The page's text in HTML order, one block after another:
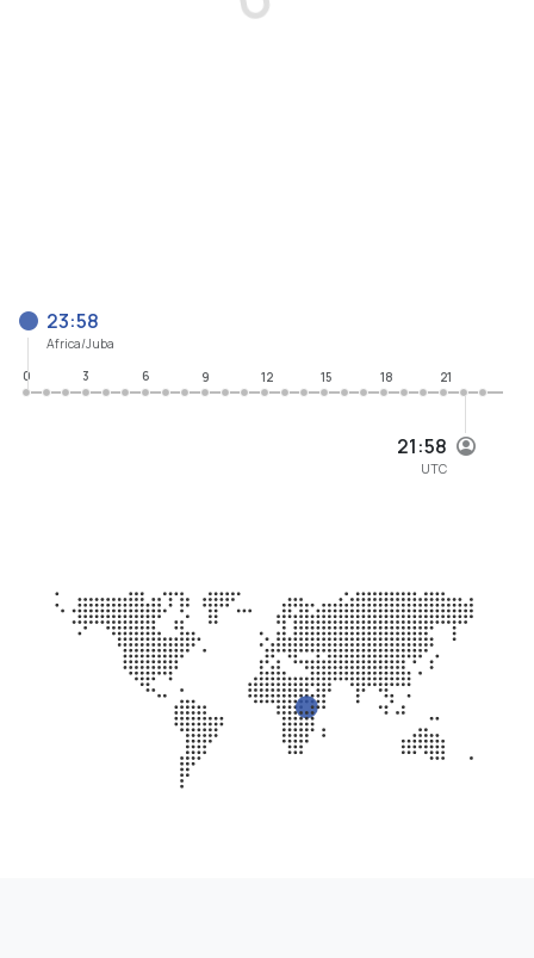
21:59
UTC
23:59
Africa/Juba
0
3 6 9 12 15 18 21